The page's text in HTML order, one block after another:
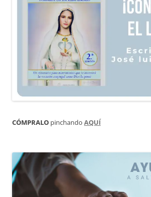
CÓMPRALO pinchando AQUÍ